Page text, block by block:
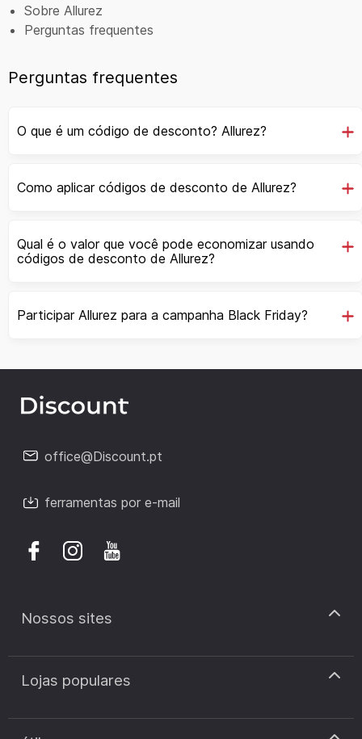
Sobre Allurez
Perguntas frequentes
Perguntas frequentes
O que é um código de desconto? Allurez?
Como aplicar códigos de desconto de Allurez?
Qual é o valor que você pode economizar usando
códigos de desconto de Allurez?
Participar Allurez para a campanha Black Friday?
office@Discount.pt
ferramentas por e-mail
Nossos sites
discount.pt
discount.sk
Lojas populares
Cupão de desconto Zooplus